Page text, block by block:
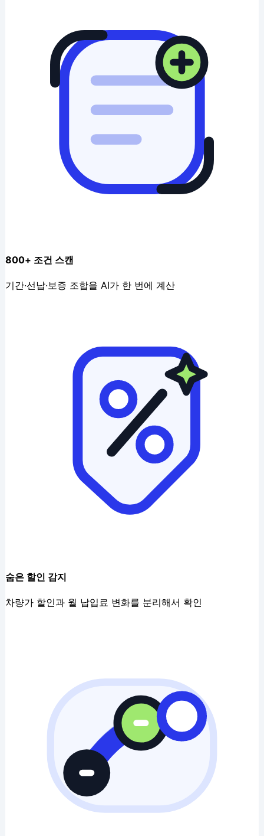
800+ 조건 스캔
기간·선납·보증 조합을 AI가 한 번에 계산
숨은 할인 감지
차량가 할인과 월 납입료 변화를 분리해서 확인